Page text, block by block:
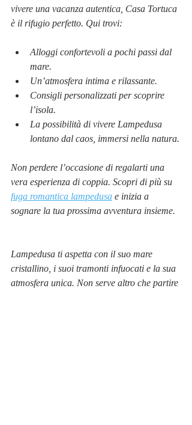
vivere una vacanza autentica, Casa Tortuca
è il rifugio perfetto. Qui trovi:
Alloggi confortevoli a pochi passi dal
mare.
Un’atmosfera intima e rilassante.
Consigli personalizzati per scoprire
l’isola.
La possibilità di vivere Lampedusa
lontano dal caos, immersi nella natura.
Non perdere l’occasione di regalarti una
vera esperienza di coppia. Scopri di più su
fuga romantica lampedusa e inizia a
sognare la tua prossima avventura insieme.
Lampedusa ti aspetta con il suo mare
cristallino, i suoi tramonti infuocati e la sua
atmosfera unica. Non serve altro che partire